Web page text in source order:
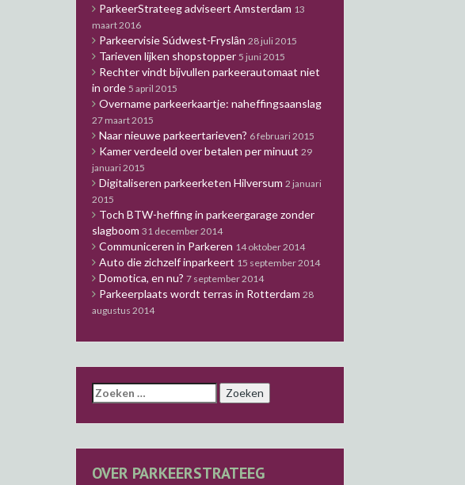
ParkeerStrateeg adviseert Amsterdam 13
maart 2016
Parkeervisie Súdwest-Fryslân 28 juli 2015
Tarieven lijken shopstopper 5 juni 2015
Rechter vindt bijvullen parkeerautomaat niet
in orde 5 april 2015
Overname parkeerkaartje: naheffingsaanslag
27 maart 2015
Naar nieuwe parkeertarieven? 6 februari 2015
Kamer verdeeld over betalen per minuut 29
januari 2015
Digitaliseren parkeerketen Hilversum 2 januari
2015
Toch BTW-heffing in parkeergarage zonder
slagboom 31 december 2014
Communiceren in Parkeren 14 oktober 2014
Auto die zichzelf inparkeert 15 september 2014
Domotica, en nu? 7 september 2014
Parkeerplaats wordt terras in Rotterdam 28
augustus 2014
Zoeken
naar:
OVER PARKEERSTRATEEG